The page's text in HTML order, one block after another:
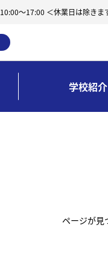
10:00～17:00 ＜休業日は除きま
学校紹介
ページが見